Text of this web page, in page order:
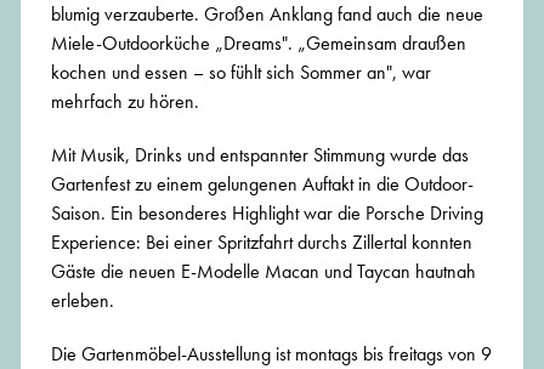
blumig verzauberte. Großen Anklang fand auch die neue
Miele-Outdoorküche „Dreams". „Gemeinsam draußen
kochen und essen – so fühlt sich Sommer an", war
mehrfach zu hören.
Mit Musik, Drinks und entspannter Stimmung wurde das
Gartenfest zu einem gelungenen Auftakt in die Outdoor-
Saison. Ein besonderes Highlight war die Porsche Driving
Experience: Bei einer Spritzfahrt durchs Zillertal konnten
Gäste die neuen E-Modelle Macan und Taycan hautnah
erleben.
Die Gartenmöbel-Ausstellung ist montags bis freitags von 9